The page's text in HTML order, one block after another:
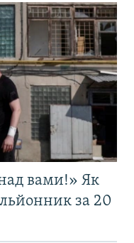
вами!» Як
за 20